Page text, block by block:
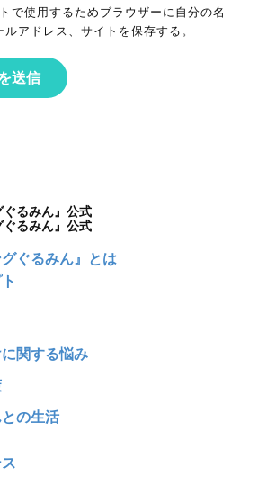
で使用するためブラウザーに自分の名
アドレス、サイトを保存する。
送信
ぐるみん』公式
ぐるみん』公式
グぐるみん』とは
関する悩み
の生活